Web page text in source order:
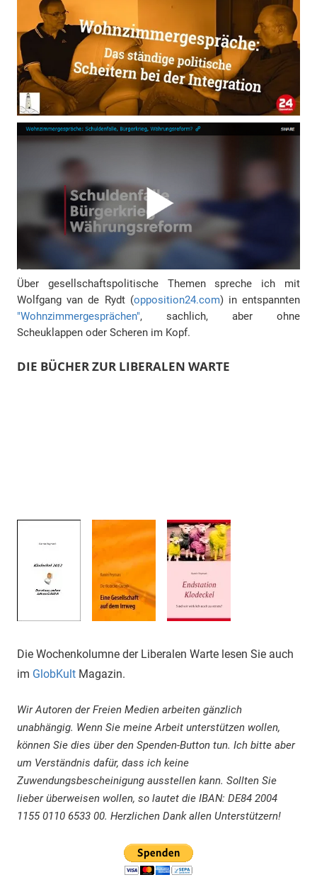
Über gesellschaftspolitische Themen spreche ich mit
Wolfgang van de Rydt (opposition24.com) in entspannten
"Wohnzimmergesprächen", sachlich, aber ohne
Scheuklappen oder Scheren im Kopf.
DIE BÜCHER ZUR LIBERALEN WARTE
Die Wochenkolumne der Liberalen Warte lesen Sie auch
im GlobKult Magazin.
Wir Autoren der Freien Medien arbeiten gänzlich
unabhängig. Wenn Sie meine Arbeit unterstützen wollen,
können Sie dies über den Spenden-Button tun. Ich bitte aber
um Verständnis dafür, dass ich keine
Zuwendungsbescheinigung ausstellen kann. Sollten Sie
lieber überweisen wollen, so lautet die IBAN: DE84 2004
1155 0110 6533 00. Herzlichen Dank allen Unterstützern!